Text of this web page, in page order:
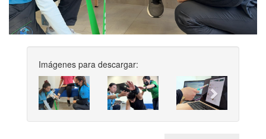
Imágenes para descargar:
Previous Next